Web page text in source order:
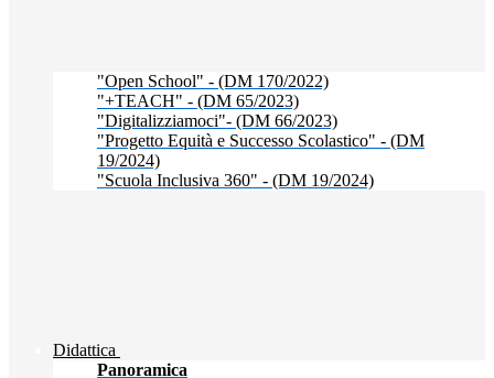
"Open School" - (DM 170/2022)
"+TEACH" - (DM 65/2023)
"Digitalizziamoci"- (DM 66/2023)
"Progetto Equità e Successo Scolastico" - (DM
19/2024)
"Scuola Inclusiva 360" - (DM 19/2024)
Didattica
Panoramica